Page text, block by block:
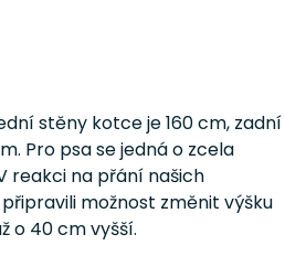
stěny kotce je 160 cm, zadní
Pro psa se jedná o zcela
reakci na přání našich
možnost změnit výšku
o 40 cm vyšší.